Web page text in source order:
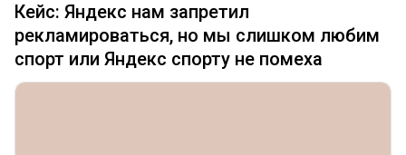
Кейс: Яндекс нам запретил
рекламироваться, но мы слишком любим
спорт или Яндекс спорту не помеха